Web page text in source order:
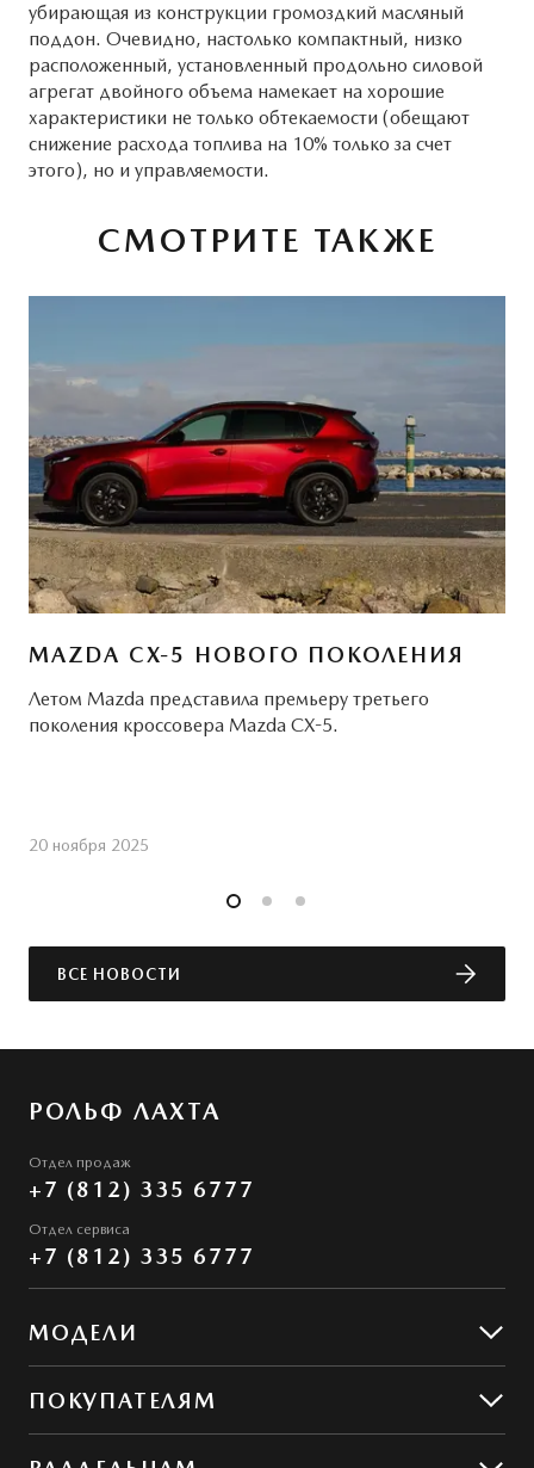
убирающая из конструкции громоздкий масляный
поддон. Очевидно, настолько компактный, низко
расположенный, установленный продольно силовой
агрегат двойного объема намекает на хорошие
характеристики не только обтекаемости (обещают
снижение расхода топлива на 10% только за счет
этого), но и управляемости.
СМОТРИТЕ ТАКЖЕ
MAZDA CX-5 НОВОГО ПОКОЛЕНИЯ
Летом Mazda представила премьеру третьего
поколения кроссовера Mazda CX-5.
20 ноября 2025
ВСЕ НОВОСТИ
РОЛЬФ ЛАХТА
Отдел продаж
+7 (812) 335 6777
Отдел сервиса
+7 (812) 335 6777
МОДЕЛИ
Mazda CX-50
ПОКУПАТЕЛЯМ